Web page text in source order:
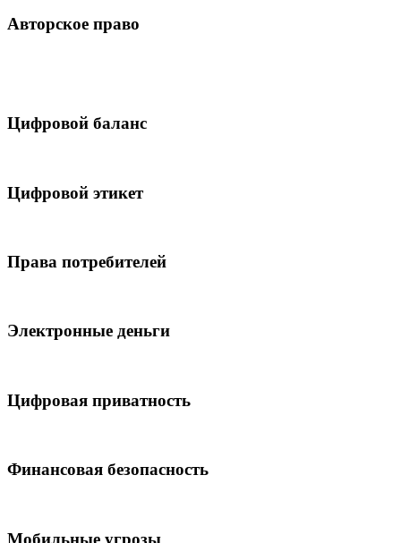
Авторское право
Цифровой баланс
Цифровой этикет
Права потребителей
Электронные деньги
Цифровая приватность
Финансовая безопасность
Мобильные угрозы